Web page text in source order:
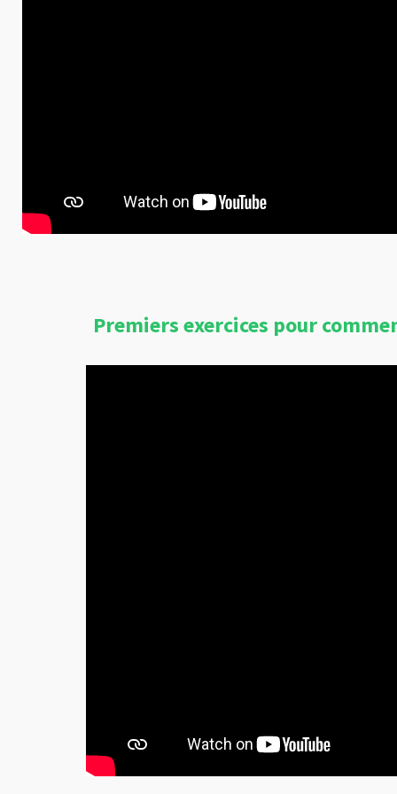
Premiers exercices pour